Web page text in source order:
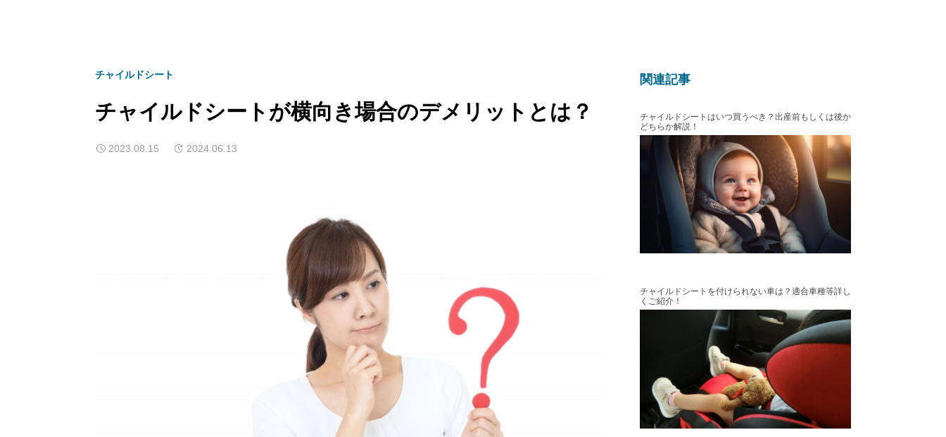
チャイルドシート
チャイルドシートが横向き場合のデメリットとは？
2023.08.15 2024.06.13
関連記事
チャイルドシートはいつ買うべき？出産前もしくは後か
どちらか解説！
チャイルドシートを付けられない車は？適合車種等詳し
くご紹介！